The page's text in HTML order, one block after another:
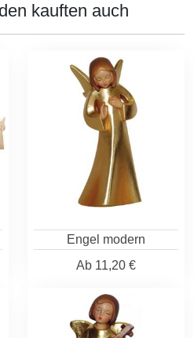
kauften auch
Engel modern
Ab 11,20 €